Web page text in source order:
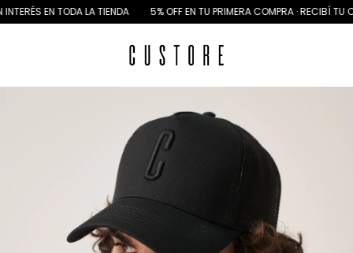
TODA LA TIENDA 5% OFF EN TU PRIMERA COMPRA · RECIBÍ TU CUPÓN